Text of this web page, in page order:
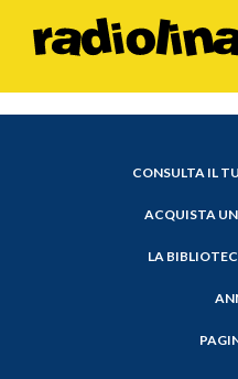
CONSULTA IL
ACQUISTA
LA